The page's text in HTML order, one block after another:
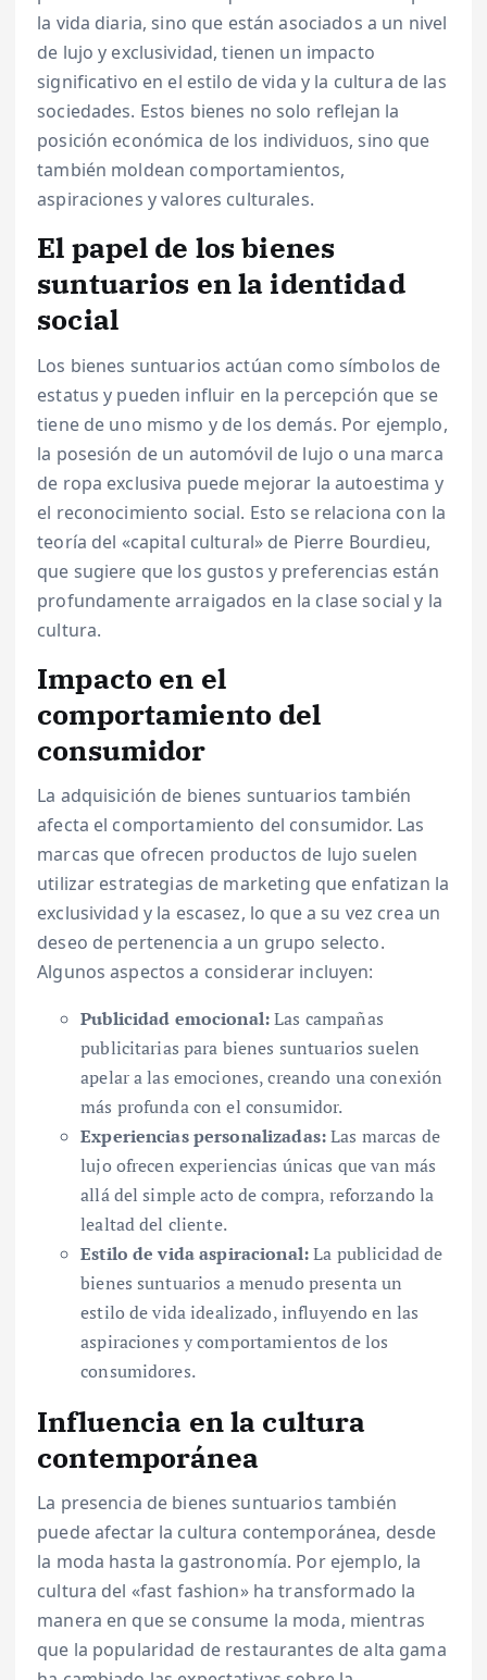
la vida diaria, sino que están asociados a un nivel
de lujo y exclusividad, tienen un impacto
significativo en el estilo de vida y la cultura de las
sociedades. Estos bienes no solo reflejan la
posición económica de los individuos, sino que
también moldean comportamientos,
aspiraciones y valores culturales.
El papel de los bienes
suntuarios en la identidad
social
Los bienes suntuarios actúan como símbolos de
estatus y pueden influir en la percepción que se
tiene de uno mismo y de los demás. Por ejemplo,
la posesión de un automóvil de lujo o una marca
de ropa exclusiva puede mejorar la autoestima y
el reconocimiento social. Esto se relaciona con la
teoría del «capital cultural» de Pierre Bourdieu,
que sugiere que los gustos y preferencias están
profundamente arraigados en la clase social y la
cultura.
Impacto en el
comportamiento del
consumidor
La adquisición de bienes suntuarios también
afecta el comportamiento del consumidor. Las
marcas que ofrecen productos de lujo suelen
utilizar estrategias de marketing que enfatizan la
exclusividad y la escasez, lo que a su vez crea un
deseo de pertenencia a un grupo selecto.
Algunos aspectos a considerar incluyen:
Publicidad emocional:Las campañas
publicitarias para bienes suntuarios suelen
apelar a las emociones, creando una conexión
más profunda con el consumidor.
Experiencias personalizadas:Las marcas de
lujo ofrecen experiencias únicas que van más
allá del simple acto de compra, reforzando la
lealtad del cliente.
Estilo de vida aspiracional:La publicidad de
bienes suntuarios a menudo presenta un
estilo de vida idealizado, influyendo en las
aspiraciones y comportamientos de los
consumidores.
Influencia en la cultura
contemporánea
La presencia de bienes suntuarios también
puede afectar la cultura contemporánea, desde
la moda hasta la gastronomía. Por ejemplo, la
cultura del «fast fashion» ha transformado la
manera en que se consume la moda, mientras
que la popularidad de restaurantes de alta gama